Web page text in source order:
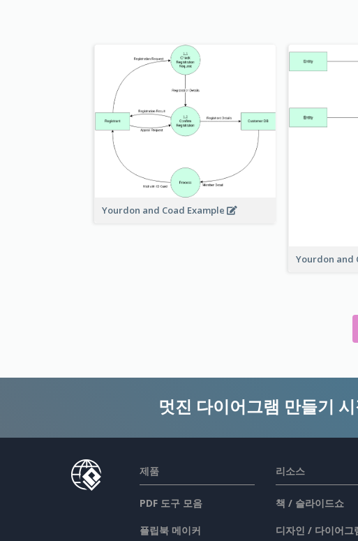
Yourdon and Coad Example
Yourdon and
멋진 다이어그램 만들기
제품
PDF 도구 모음
플립북 메이커
리소스
책 / 슬라이드쇼
디자인 / 다이어그